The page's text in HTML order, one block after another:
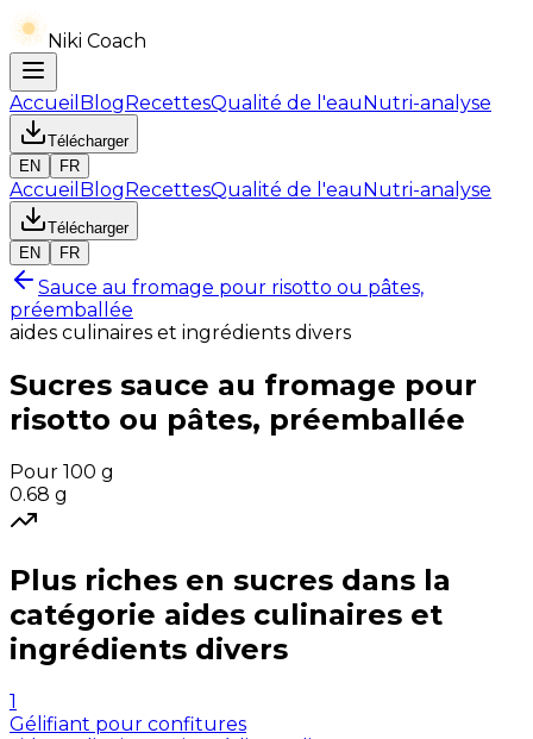
Niki Coach
Accueil BlogRecettesQualité de l'eauNutri-analyse
Télécharger
EN
FR
Accueil BlogRecettesQualité de l'eauNutri-analyse
Télécharger
EN
FR
Sauce au fromage pour risotto ou pâtes,
préemballée
aides culinaires et ingrédients divers
Sucres sauce au fromage pour
risotto ou pâtes, préemballée
Pour 100 g
0.68 g
Plus riches en sucres dans la
catégorie aides culinaires et
ingrédients divers
1
Gélifiant pour confitures